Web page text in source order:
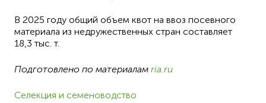
В 2025 году общий объем квот на ввоз посевного
материала из недружественных стран составляет
18,3 тыс. т.
Подготовлено по материалам ria.ru
Селекция и семеноводство